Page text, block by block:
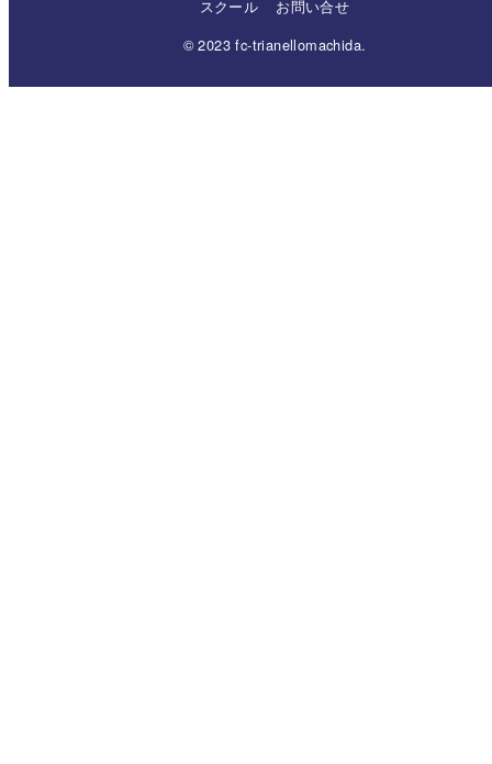
スクール
お問い合せ
© 2023 fc-trianellomachida.